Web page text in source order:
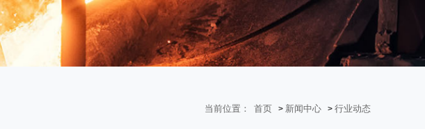
当前位置： 首页 > 新闻中心 > 行业动态